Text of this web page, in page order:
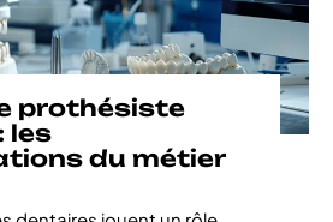
prothésiste
les
du métier